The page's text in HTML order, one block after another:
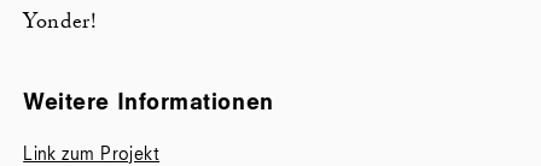
Yonder!
Weitere Informationen
Link zum Projekt